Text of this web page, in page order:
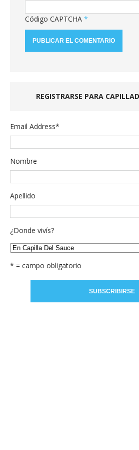
Código CAPTCHA *
REGISTRARSE PARA
Email Address*
Nombre
Apellido
¿Donde vivís?
* = campo obligatorio